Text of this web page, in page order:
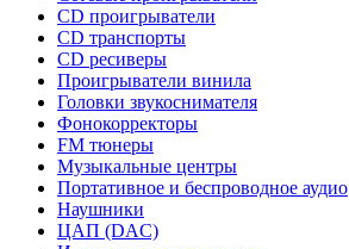
CD проигрыватели
CD транспорты
CD ресиверы
Проигрыватели винила
Головки звукоснимателя
Фонокорректоры
FM тюнеры
Музыкальные центры
Портативное и беспроводное аудио
Наушники
ЦАП (DAC)